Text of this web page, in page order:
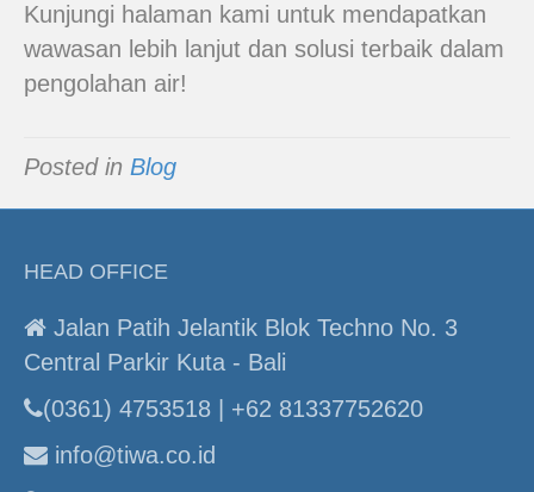
Kunjungi halaman kami untuk mendapatkan
wawasan lebih lanjut dan solusi terbaik dalam
pengolahan air!
Posted in Blog
HEAD OFFICE
Jalan Patih Jelantik Blok Techno No. 3
Central Parkir Kuta - Bali
(0361) 4753518 | +62 81337752620
info@tiwa.co.id